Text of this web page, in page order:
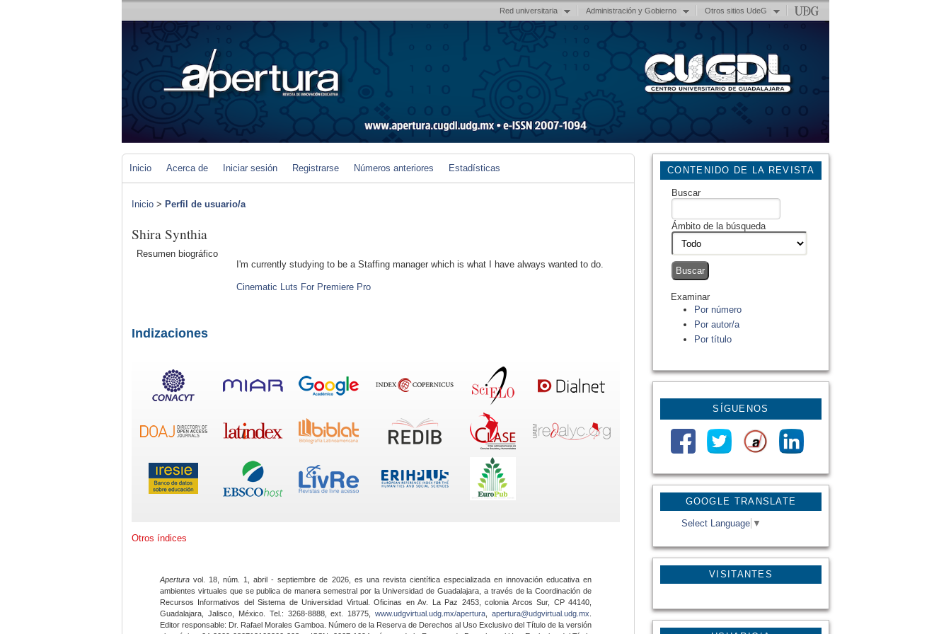
Red universitaria Administración y Gobierno Otros sitios UdeG
GOOGLE TRANSLATE
Select Language ▼
VISITANTES
CONTENIDO DE LA REVISTA
Buscar
Ámbito de la búsqueda
Examinar
Por número
Por autor/a
Por título
SÍGUENOS
Inicio Acerca de Iniciar sesión Registrarse Números anteriores Estadísticas
Inicio > Perfil de usuario/a
Shira Synthia
Resumen biográfico
I'm currently studying to be a Staffing manager which is what I have always wanted to do.
Cinematic Luts For Premiere Pro
Indizaciones
Otros índices
Apertura vol. 18, núm. 1, abril - septiembre de 2026, es una revista científica especializada en innovación educativa en
ambientes virtuales que se publica de manera semestral por la Universidad de Guadalajara, a través de la Coordinación de
Recursos Informativos del Sistema de Universidad Virtual. Oficinas en Av. La Paz 2453, colonia Arcos Sur, CP 44140,
Guadalajara, Jalisco, México. Tel.: 3268-8888, ext. 18775,www.udgvirtual.udg.mx/apertura apertura@udgvirtual.udg.mx
Editor responsable: Dr. Rafael Morales Gamboa. Número de la Reserva de Derechos al Uso Exclusivo del Título de la versión